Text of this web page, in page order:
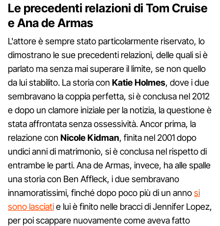
Le precedenti relazioni di Tom Cruise
e Ana de Armas
L'attore è sempre stato particolarmente riservato, lo
dimostrano le sue precedenti relazioni, delle quali si è
parlato ma senza mai superare il limite, se non quello
da lui stabilito. La storia con Katie Holmes, dove i due
sembravano la coppia perfetta, si è conclusa nel 2012
e dopo un clamore iniziale per la notizia, la questione è
stata affrontata senza ossessività. Ancor prima, la
relazione con Nicole Kidman, finita nel 2001 dopo
undici anni di matrimonio, si è conclusa nel rispetto di
entrambe le parti. Ana de Armas, invece, ha alle spalle
una storia con Ben Affleck, i due sembravano
innamoratissimi, finché dopo poco più di un annosi
sono lasciatie lui è finito nelle bracci di Jennifer Lopez,
per poi scappare nuovamente come aveva fatto